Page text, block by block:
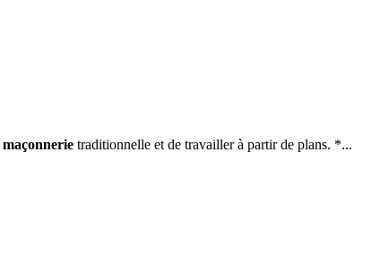
maçonnerie traditionnelle et de travailler à partir de plans. *...